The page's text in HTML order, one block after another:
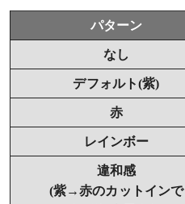
パターン
なし
デフォルト(紫)
赤
レインボー
違和感
(紫→赤のカットインで